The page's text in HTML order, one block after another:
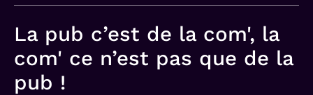
La pub c’est de la com', la
com' ce n’est pas que de la
pub !